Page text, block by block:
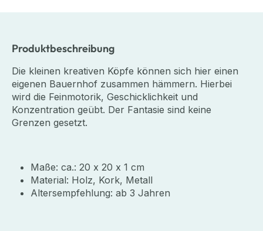
Produktbeschreibung
Die kleinen kreativen Köpfe können sich hier einen
eigenen Bauernhof zusammen hämmern. Hierbei
wird die Feinmotorik, Geschicklichkeit und
Konzentration geübt. Der Fantasie sind keine
Grenzen gesetzt.
Maße: ca.: 20 x 20 x 1 cm
Material: Holz, Kork, Metall
Altersempfehlung: ab 3 Jahren